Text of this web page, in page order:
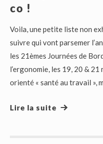
co !
Voila, une petite liste non
suivre qui vont parsemer
les 21èmes Journées de
l’ergonomie, les 19, 20 & 21
orienté « santé au travail »,
Lire la suite